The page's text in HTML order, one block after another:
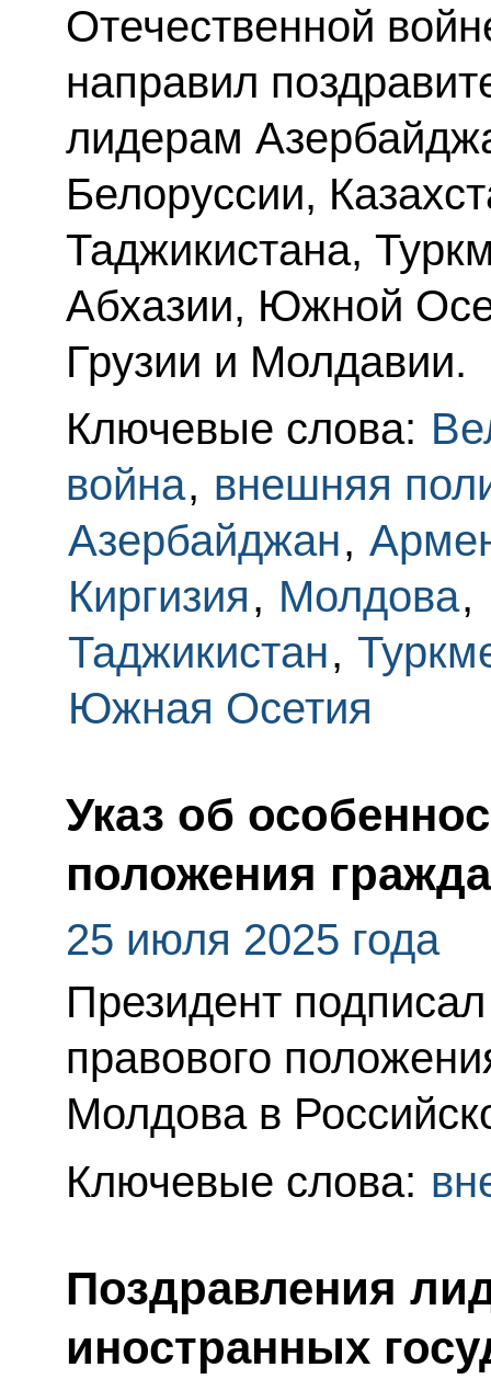
Отечественной
направил
лидерам
Белоруссии,
Таджикистана,
Абхазии, Южной
Грузии и Молдавии.
Ключевые слова:
война, внешняя
Азербайджан,
Киргизия, Молдова,
Таджикистан,
Южная Осетия
Указ об
положения
25 июля 2025 года
Президент
правового
Молдова в
Ключевые слова:
Поздравления
иностранных